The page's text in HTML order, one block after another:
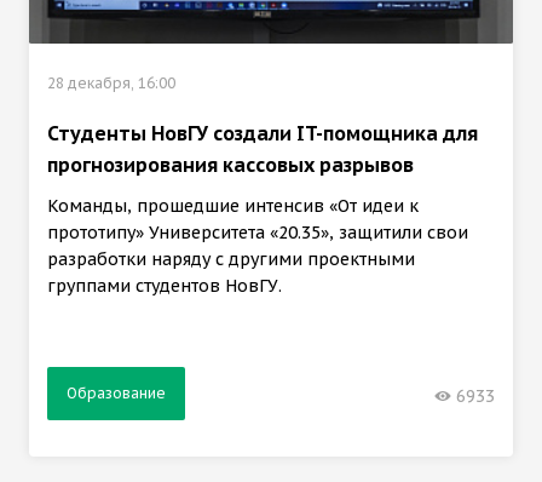
28 декабря, 16:00
Студенты НовГУ создали IT-помощника для
прогнозирования кассовых разрывов
Команды, прошедшие интенсив «От идеи к
прототипу» Университета «20.35», защитили свои
разработки наряду с другими проектными
группами студентов НовГУ.
Образование 6933